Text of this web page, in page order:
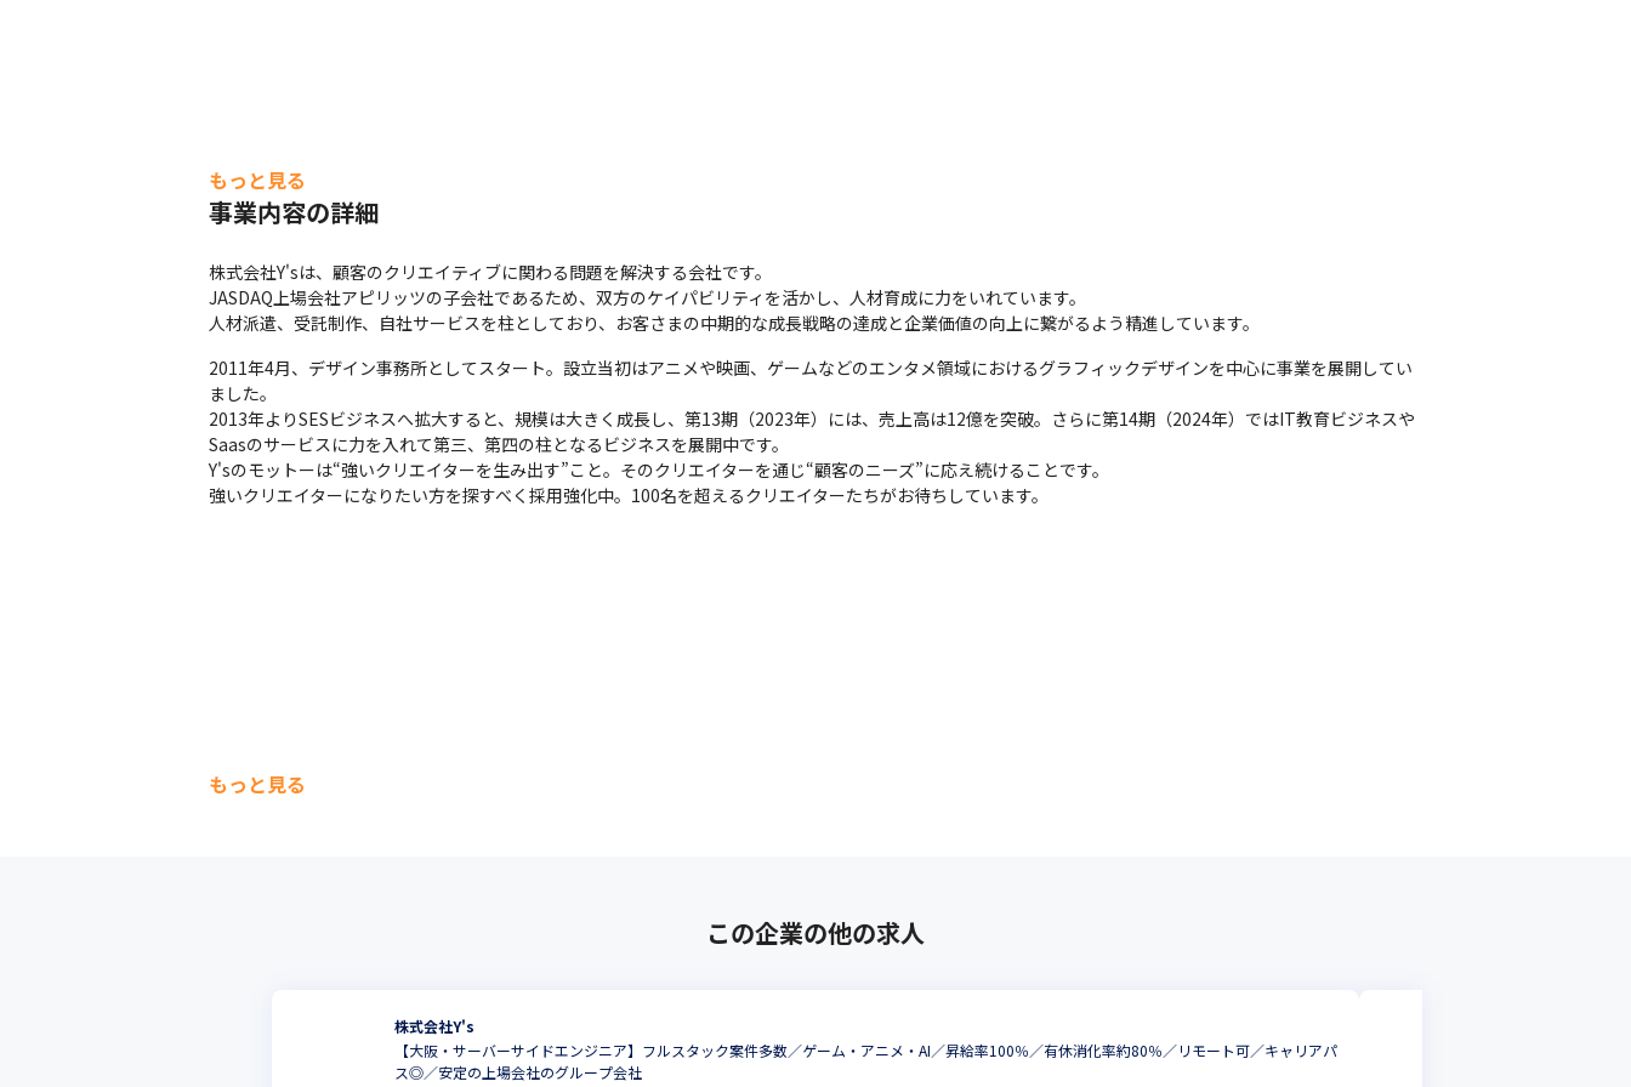
もっと見る
事業内容の詳細
株式会社Y'sは、顧客のクリエイティブに関わる問題を解決する会社です。
JASDAQ上場会社アピリッツの子会社であるため、双方のケイパビリティを活かし、人材育成に力をいれています。
人材派遣、受託制作、自社サービスを柱としており、お客さまの中期的な成長戦略の達成と企業価値の向上に繋がるよう精進しています。
2011年4月、デザイン事務所としてスタート。設立当初はアニメや映画、ゲームなどのエンタメ領域におけるグラフィックデザインを中心に事業を展開してい
ました。
2013年よりSESビジネスへ拡大すると、規模は大きく成長し、第13期（2023年）には、売上高は12億を突破。さらに第14期（2024年）ではIT教育ビジネスや
Saasのサービスに力を入れて第三、第四の柱となるビジネスを展開中です。
Y'sのモットーは“強いクリエイターを生み出す”こと。そのクリエイターを通じ“顧客のニーズ”に応え続けることです。
強いクリエイターになりたい方を探すべく採用強化中。100名を超えるクリエイターたちがお待ちしています。
もっと見る
この企業の他の求人
株式会社Y's
【大阪・サーバーサイドエンジニア】フルスタック案件多数／ゲーム・アニメ・AI／昇給率100％／有休消化率約80％／リモート可／キャリアパ
ス◎／安定の上場会社のグループ会社